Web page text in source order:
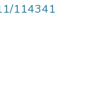
114341